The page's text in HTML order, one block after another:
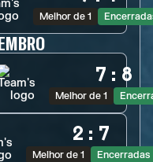
Melhor de 1
7 : 8
Melhor de 1
2 : 7
Melhor de 1 Encerradas